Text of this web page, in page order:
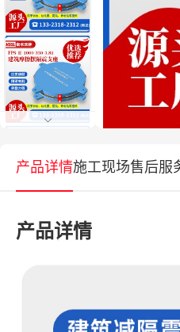
产品详情施工现场售后服
产品详情